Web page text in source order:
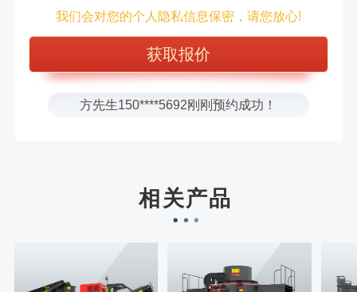
我们会对您的个人隐私信息保密，请您放心!
张先生131****7997刚刚预约成功！
方先生150****5692刚刚预约成功！
樊先生155****3710刚刚预约成功！
王先生183****6078刚刚预约成功！
相关产品